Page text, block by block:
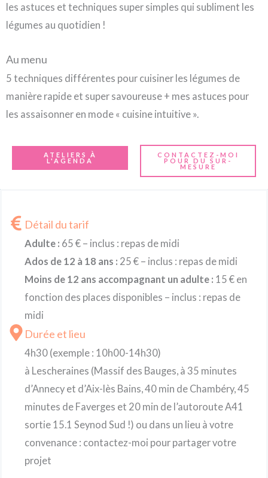
les astuces et techniques super simples qui subliment les
légumes au quotidien !
Au menu
5 techniques différentes pour cuisiner les légumes de
manière rapide et super savoureuse + mes astuces pour
les assaisonner en mode « cuisine intuitive ».
ATELIERS À
L'AGENDA
CONTACTEZ-MOI
POUR DU SUR-
MESURE
Détail du tarif
Adulte : 65 € – inclus : repas de midi
Ados de 12 à 18 ans : 25 € – inclus : repas de midi
Moins de 12 ans accompagnant un adulte : 15 € en
fonction des places disponibles – inclus : repas de
midi
Durée et lieu
4h30 (exemple : 10h00-14h30)
à Lescheraines (Massif des Bauges, à 35 minutes
d’Annecy et d’Aix-lès Bains, 40 min de Chambéry, 45
minutes de Faverges et 20 min de l’autoroute A41
sortie 15.1 Seynod Sud !) ou dans un lieu à votre
convenance : contactez-moi pour partager votre
projet